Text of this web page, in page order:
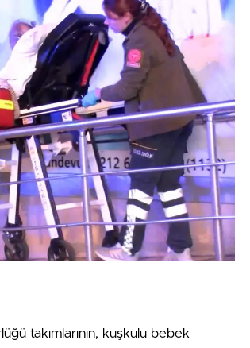
takımlarının, kuşkulu bebek